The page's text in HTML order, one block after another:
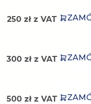
250 zł z VAT
300 zł z VAT
500 zł z VAT